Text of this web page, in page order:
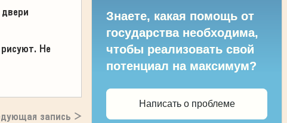
Не
запись >
Знаете, какая помощь от
государства необходима,
чтобы реализовать свой
потенциал на максимум?
Написать о проблеме